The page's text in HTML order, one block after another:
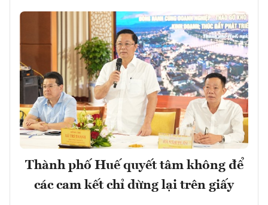
Thành phố Huế quyết tâm không để
các cam kết chỉ dừng lại trên giấy